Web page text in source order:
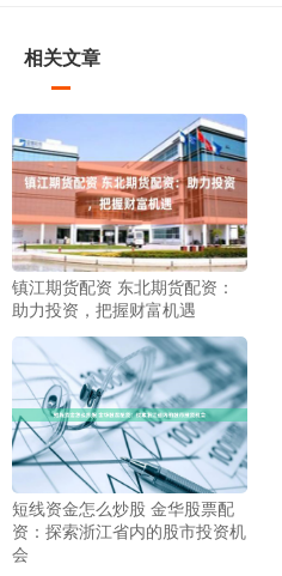
相关文章
镇江期货配资 东北期货配资：
助力投资，把握财富机遇
短线资金怎么炒股 金华股票配
资：探索浙江省内的股市投资机
会